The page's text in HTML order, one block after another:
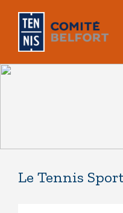
content
Le Tennis